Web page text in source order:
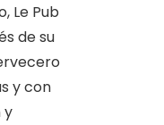
Le Pub
de su
y con
y